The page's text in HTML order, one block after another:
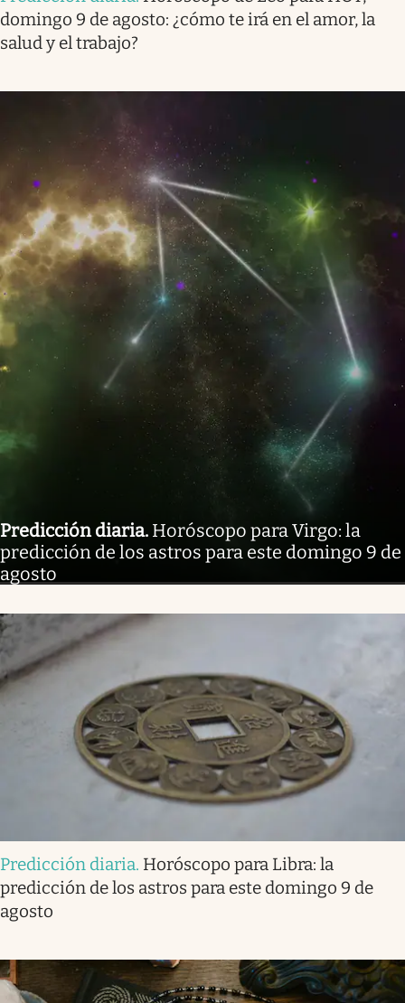
domingo 9 de agosto: ¿cómo te irá en el amor, la
salud y el trabajo?
Predicción diaria. Horóscopo para Virgo: la
predicción de los astros para este domingo 9 de
agosto
Predicción diaria. Horóscopo para Libra: la
predicción de los astros para este domingo 9 de
agosto